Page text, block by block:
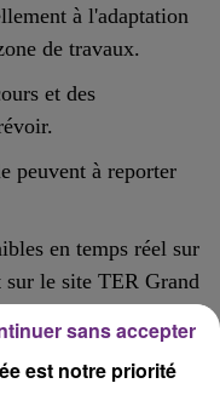
à l'adaptation
de travaux.
et des
peuvent à reporter
en temps réel sur
le site TER Grand
est notre priorité
sans accepter